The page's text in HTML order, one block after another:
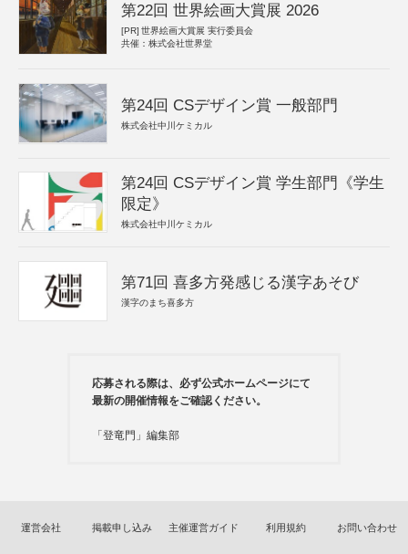
第22回 世界絵画大賞展 2026
[PR] 世界絵画大賞展 実行委員会
共催：株式会社世界堂
第24回 CSデザイン賞 一般部門
株式会社中川ケミカル
第24回 CSデザイン賞 学生部門《学生
限定》
株式会社中川ケミカル
第71回 喜多方発感じる漢字あそび
漢字のまち喜多方
応募される際は、必ず公式ホームページにて
最新の開催情報をご確認ください。
「登竜門」編集部
運営会社 掲載申し込み 主催運営ガイド 利用規約 お問い合わせ